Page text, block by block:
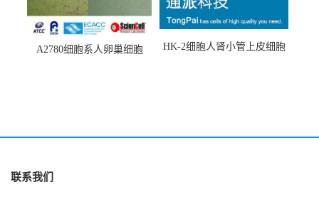
A2780细胞系人卵巢细胞
HK-2细胞人肾小管上皮细胞
联系我们